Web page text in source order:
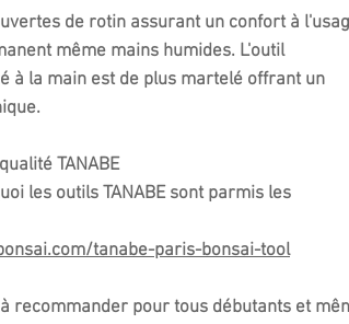
de rotin assurant un confort à
même mains humides. L'outil
à la main est de plus martelé offrant un
TANABE
les outils TANABE sont parmis les
tanabe-paris-bonsai-tool
recommander pour tous débutants et